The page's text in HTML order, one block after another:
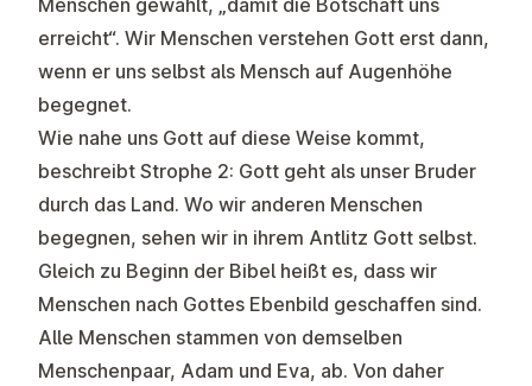
erreicht“. Wir Menschen verstehen Gott erst dann,
wenn er uns selbst als Mensch auf Augenhöhe
begegnet.
Wie nahe uns Gott auf diese Weise kommt,
beschreibt Strophe 2: Gott geht als unser Bruder
durch das Land. Wo wir anderen Menschen
begegnen, sehen wir in ihrem Antlitz Gott selbst.
Gleich zu Beginn der Bibel heißt es, dass wir
Menschen nach Gottes Ebenbild geschaffen sind.
Alle Menschen stammen von demselben
Menschenpaar, Adam und Eva, ab. Von daher